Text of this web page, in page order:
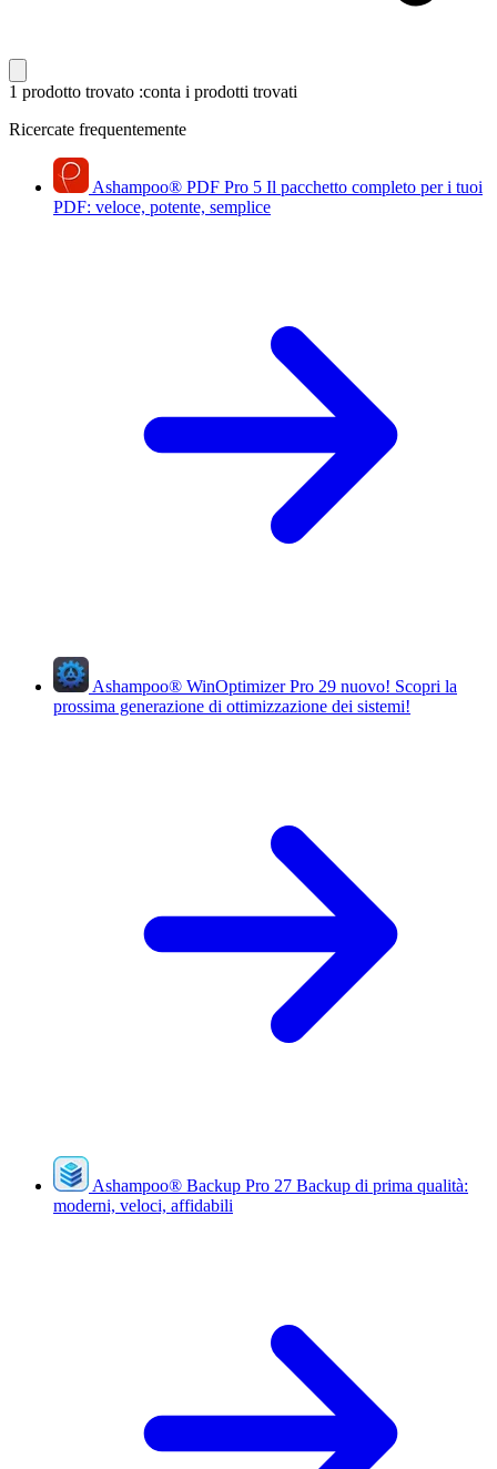
1 prodotto trovato :conta i prodotti trovati
Ricercate frequentemente
Ashampoo® PDF Pro 5 Il pacchetto completo per i tuoi
PDF: veloce, potente, semplice
Ashampoo® WinOptimizer Pro 29 nuovo! Scopri la
prossima generazione di ottimizzazione dei sistemi!
Ashampoo® Backup Pro 27 Backup di prima qualità:
moderni, veloci, affidabili